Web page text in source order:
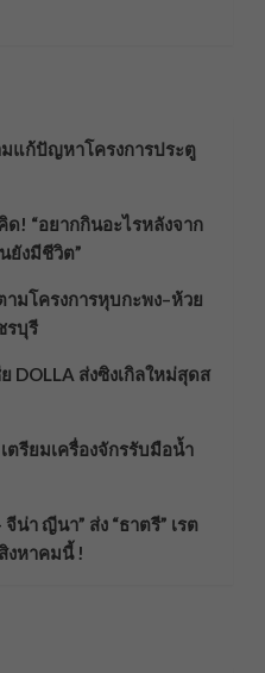
แก้ปัญหาโครงการประตู
ด! “อยากกินอะไรหลังจาก
ยังมีชีวิต”
มโครงการหุบกะพง–ห้วย
รบุรี
DOLLA ส่งซิงเกิลใหม่สุดส
ตรียมเครื่องจักรรับมือน้ำ
า ญีนา” ส่ง “ธาตรี” เรต
งหาคมนี้ !